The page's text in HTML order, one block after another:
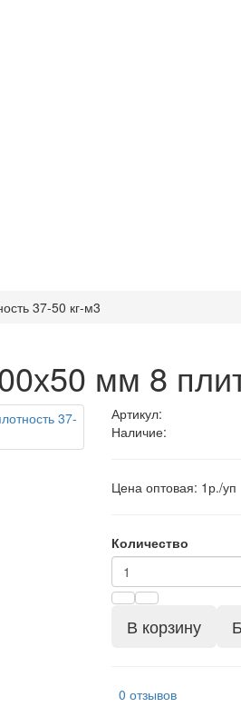
37-50 кг-м3
мм 8
Артикул:
Наличие:
Цена оптовая: 1р./уп
Количество
В корзину
0 отзывов